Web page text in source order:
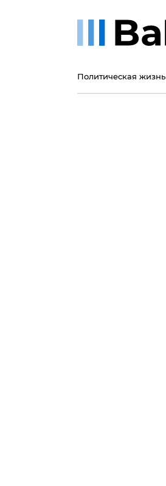
Политическая жизнь